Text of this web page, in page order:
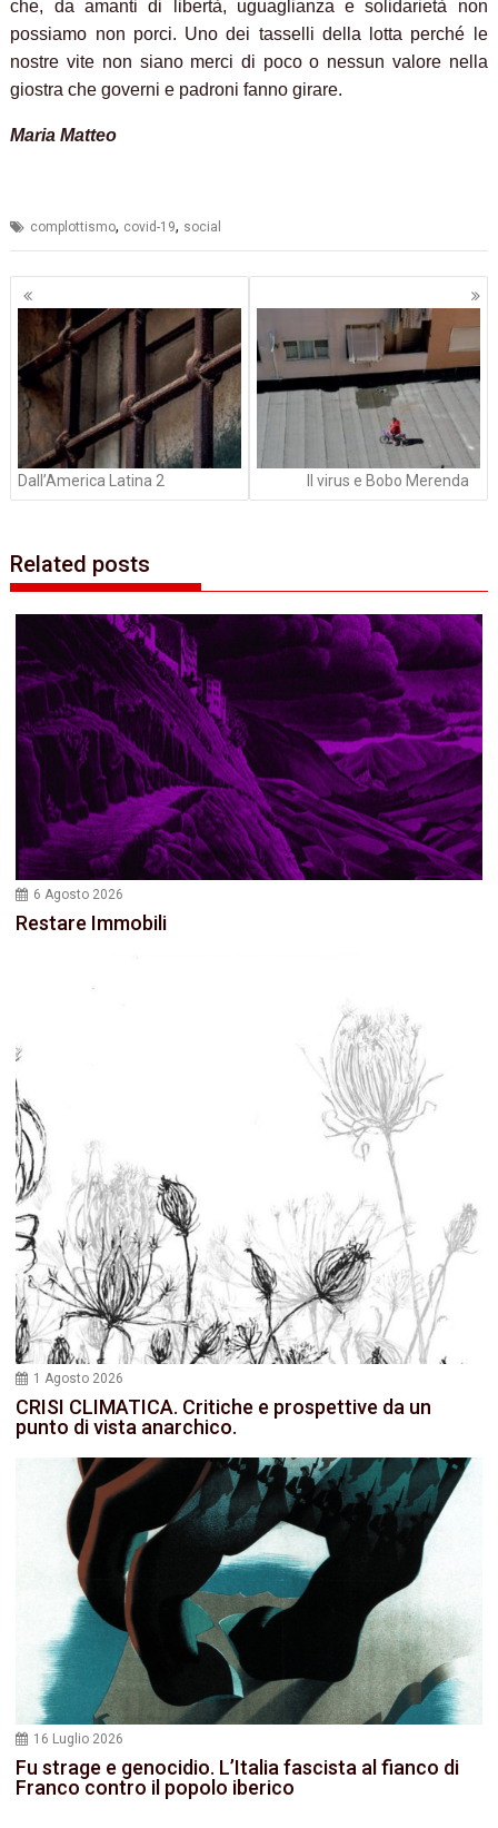
che, da amanti di libertà, uguaglianza e solidarietà non
possiamo non porci. Uno dei tasselli della lotta perché le
nostre vite non siano merci di poco o nessun valore nella
giostra che governi e padroni fanno girare.
Maria Matteo
complottismo, covid-19, social
Navigazione
articoli
Dall’America Latina 2 Il virus e Bobo Merenda
Related posts
6 Agosto 2026
Restare Immobili
1 Agosto 2026
CRISI CLIMATICA. Critiche e prospettive da un
punto di vista anarchico.
16 Luglio 2026
Fu strage e genocidio. L’Italia fascista al fianco di
Franco contro il popolo iberico